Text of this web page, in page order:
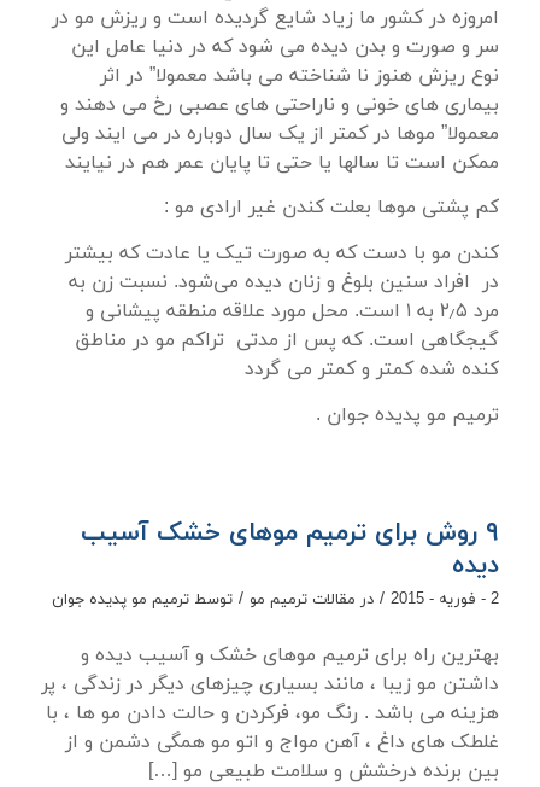
امروزه در کشور ما زیاد شایع گردیده است و ریزش مو در
سر و صورت و بدن دیده می شود که در دنیا عامل این
نوع ریزش هنوز نا شناخته می باشد معمولا” در اثر
بیماری های خونی و ناراحتی های عصبی رخ می دهند و
معمولا” موها در کمتر از یک سال دوباره در می ایند ولی
ممکن است تا سالها یا حتی تا پایان عمر هم در نیایند
کم پشتی موها بعلت کندن غیر ارادی مو :
کندن مو با دست که به صورت تیک یا عادت که بیشتر
در افراد سنین بلوغ و زنان دیده می‌شود. نسبت زن به
مرد ۲٫۵ به ۱ است. محل مورد علاقه منطقه پیشانی و
گیجگاهی است. که پس از مدتی تراکم مو در مناطق
کنده شده کمتر و کمتر می گردد
ترمیم مو پدیده جوان .
۹ روش برای ترمیم موهای خشک آسیب
دیده
2 - فوریه - 2015 / در مقالات ترمیم مو / توسط ترمیم مو پدیده جوان
بهترین راه برای ترمیم موهای خشک و آسیب دیده و
داشتن مو زیبا ، مانند بسیاری چیزهای دیگر در زندگی ، پر
هزینه می باشد . رنگ مو، فرکردن و حالت دادن مو ها ، با
غلطک های داغ ، آهن مواج و اتو مو همگی دشمن و از
بین برنده درخشش و سلامت طبیعی مو […]